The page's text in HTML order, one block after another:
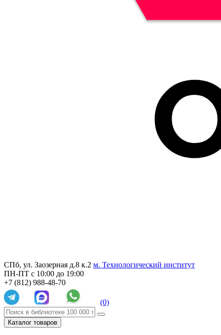
СПб, ул. Заозерная д.8 к.2 м. Технологический институт
ПН-ПТ с 10:00 до 19:00
+7 (812) 988-48-70
(0)
Каталог товаров